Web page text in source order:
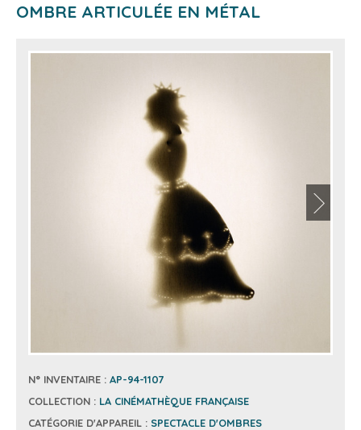
OMBRE ARTICULÉE EN MÉTAL
N° INVENTAIRE : AP-94-1107
COLLECTION : LA CINÉMATHÈQUE FRANÇAISE
CATÉGORIE D'APPAREIL : SPECTACLE D'OMBRES